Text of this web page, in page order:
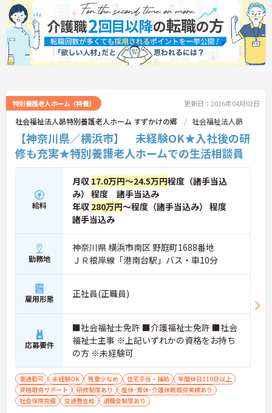
特別養護老人ホーム（特養） 更新日：2026年04月02日
社会福祉法人昴特別養護老人ホーム すずかけの郷 社会福祉法人昴
【神奈川県／横浜市】 未経験OK★入社後の研
修も充実★特別養護老人ホームでの生活相談員
給料
月収 17.0万円～24.5万円程度（諸手当込
み） 程度 諸手当込み
年収 280万円～程度（諸手当込み） 程度
諸手当込み
勤務地
神奈川県 横浜市南区 野庭町1688番地
ＪＲ根岸線「港南台駅」バス・車10分
雇用形態 正社員(正職員)
応募要件
■社会福祉士免許 ■介護福祉士免許 ■社会
福祉士主事 ※上記いずれかの資格をお持ち
の方 ※未経験可
車通勤可 未経験OK 残業少なめ 住宅手当・補助
年間休日110日以上
資格取得サポート
研修制度あり
産休･育休･介護休暇取得実績あり
社会保険完備
交通費支給 退職金制度あり